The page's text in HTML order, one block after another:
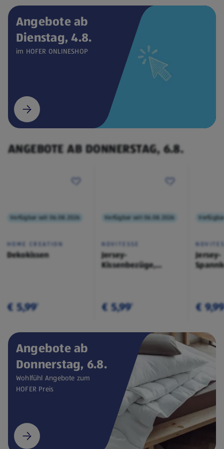
Verfügbar seit 04.08.2026
ONLINESHOP
€ 449,00
Angebote ab
Dienstag, 4.8.
im HOFER ONLINESHOP
(öffnet in einem neuen Tab)
ANGEBOTE AB DONNERSTAG, 6.8.
Verfügbar seit 06.08.2026
HOME CREATION
Dekokissen
€ 5,99¹
Verfügbar seit 06.08.2026
NOVITESSE
Jersey-
Kissenbezüge,
€ 5,99¹
Jersey-
€
Angebote ab
Donnerstag, 6.8.
Wohlfühl Angebote zum
HOFER Preis